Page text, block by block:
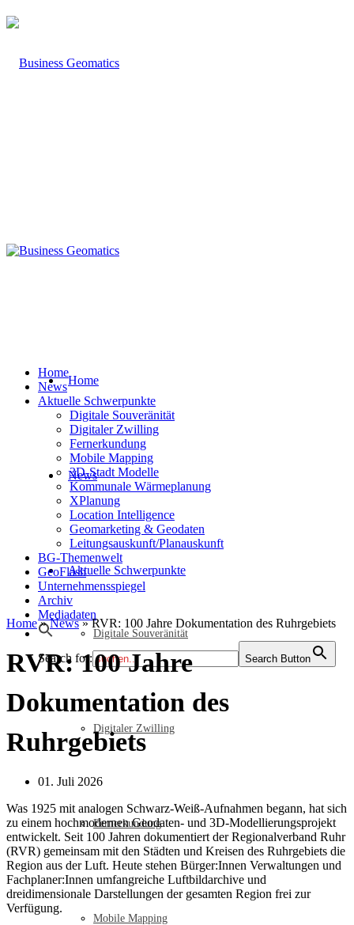
Home
News
Aktuelle Schwerpunkte
Digitale Souveränität
Digitaler Zwilling
Fernerkundung
Mobile Mapping
Home
News
Aktuelle Schwerpunkte
Digitale Souveränität
Digitaler Zwilling
Fernerkundung
Mobile Mapping
3D-Stadt Modelle
Kommunale Wärmeplanung
XPlanung
Location Intelligence
Geomarketing & Geodaten
Leitungsauskunft/Planauskunft
BG-Themenwelt
GeoFlash
Unternehmensspiegel
Archiv
Mediadaten
Search for: Search Button
Home»News»RVR: 100 Jahre Dokumentation des Ruhrgebiets
RVR: 100 Jahre
Dokumentation des
Ruhrgebiets
01. Juli 2026
Was 1925 mit analogen Schwarz-Weiß-Aufnahmen begann, hat sich
zu einem hochmodernen Geodaten- und 3D-Modellierungsprojekt
entwickelt. Seit 100 Jahren dokumentiert der Regionalverband Ruhr
(RVR) gemeinsam mit den Städten und Kreisen des Ruhrgebiets die
Region aus der Luft. Heute stehen Bürger:Innen Verwaltungen und
Fachplaner:Innen umfangreiche Luftbildarchive und
dreidimensionale Darstellungen der gesamten Region frei zur
Verfügung.